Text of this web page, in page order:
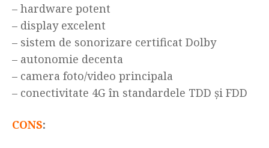
– hardware potent
– display excelent
– sistem de sonorizare certificat Dolby
– autonomie decenta
– camera foto/video principala
– conectivitate 4G în standardele TDD și FDD
CONS: